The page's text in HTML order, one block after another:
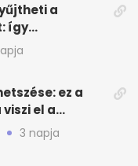
a
így
otthon
ez a
el a
3 napja